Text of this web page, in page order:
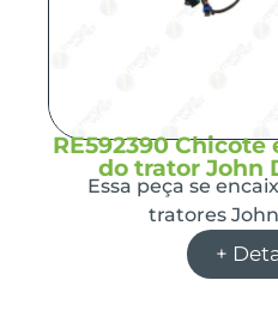
RE592390
do trator John
Essa peça se
tratores
+